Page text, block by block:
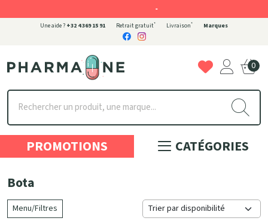
Une aide ? +32 4 369 15 91 Retrait gratuit* Livraison* Marques
Pharmaone Votre pharmacie en ligne à votre service
0
PROMOTIONS
CATÉGORIES
Bota
Menu/Filtres